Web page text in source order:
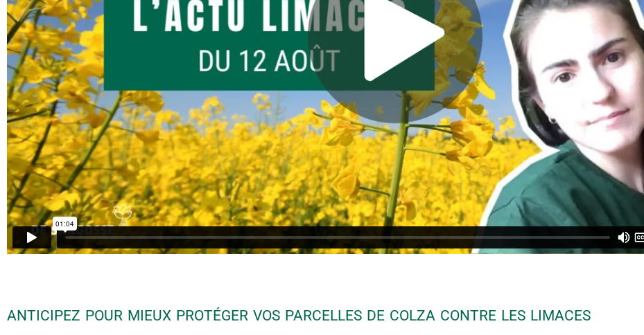
ANTICIPEZ POUR MIEUX PROTÉGER VOS PARCELLES DE COLZA CONTRE LES LIMACES